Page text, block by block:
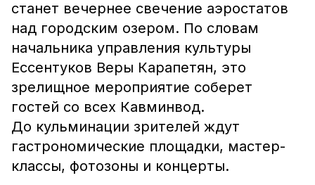
станет вечернее свечение аэростатов
над городским озером. По словам
начальника управления культуры
Ессентуков Веры Карапетян, это
зрелищное мероприятие соберет
гостей со всех Кавминвод.
До кульминации зрителей ждут
гастрономические площадки, мастер-
классы, фотозоны и концерты.